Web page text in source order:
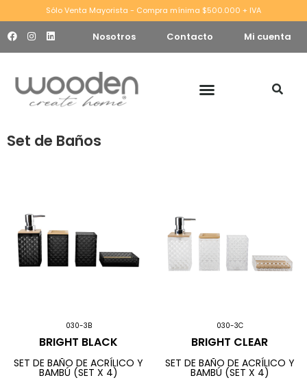
Sólo Venta Mayorista - Compra mínima $500.000 + IVA
Nosotros Contacto Mi cuenta
Set de Baños
030-3B
BRIGHT BLACK
SET DE BAÑO DE ACRÍLICO Y
BAMBÚ (SET X 4)
030-3C
BRIGHT CLEAR
SET DE BAÑO DE ACRÍLICO Y
BAMBÚ (SET X 4)